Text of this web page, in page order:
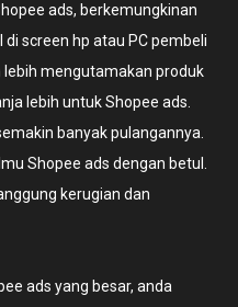
ads, berkemungkinan
screen hp atau PC pembeli
lebih mengutamakan produk
lebih untuk Shopee ads.
banyak pulangannya.
Shopee ads dengan betul.
kerugian dan
ads yang besar, anda